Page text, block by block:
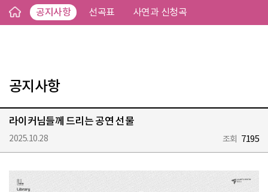
공지사항 선곡표 사연과 신청곡
공지사항
라이커님들께 드리는 공연 선물
2025.10.28 조회 7195